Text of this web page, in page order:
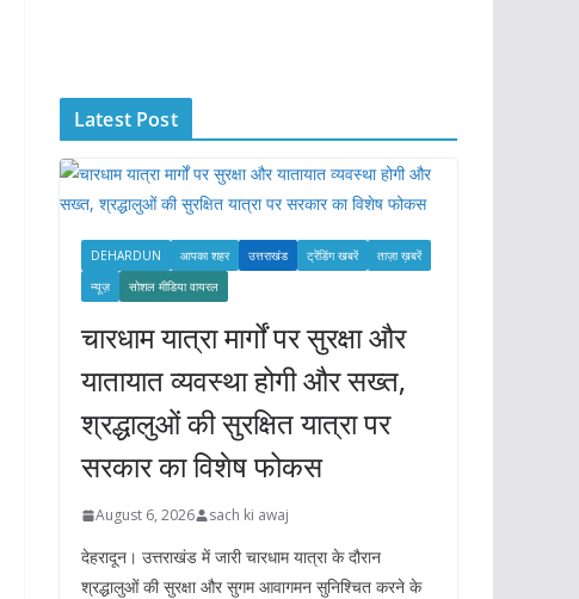
e
s
Latest Post
DEHARDUN आपका शहर उत्तराखंड ट्रेंडिंग खबरें
ताज़ा ख़बरें
न्यूज़
सोशल मीडिया वायरल
चारधाम यात्रा मार्गों पर सुरक्षा और
यातायात व्यवस्था होगी और सख्त,
श्रद्धालुओं की सुरक्षित यात्रा पर
सरकार का विशेष फोकस
August 6, 2026 sach ki awaj
देहरादून। उत्तराखंड में जारी चारधाम यात्रा के दौरान
श्रद्धालुओं की सुरक्षा और सुगम आवागमन सुनिश्चित करने के